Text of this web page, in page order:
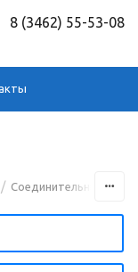
8 (3462) 55-53-08
/ Соединительные